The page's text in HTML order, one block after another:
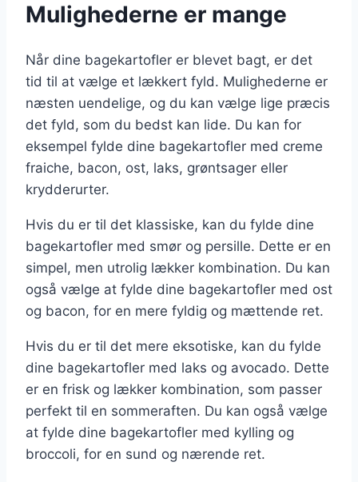
Mulighederne er mange
Når dine bagekartofler er blevet bagt, er det
tid til at vælge et lækkert fyld. Mulighederne er
næsten uendelige, og du kan vælge lige præcis
det fyld, som du bedst kan lide. Du kan for
eksempel fylde dine bagekartofler med creme
fraiche, bacon, ost, laks, grøntsager eller
krydderurter.
Hvis du er til det klassiske, kan du fylde dine
bagekartofler med smør og persille. Dette er en
simpel, men utrolig lækker kombination. Du kan
også vælge at fylde dine bagekartofler med ost
og bacon, for en mere fyldig og mættende ret.
Hvis du er til det mere eksotiske, kan du fylde
dine bagekartofler med laks og avocado. Dette
er en frisk og lækker kombination, som passer
perfekt til en sommeraften. Du kan også vælge
at fylde dine bagekartofler med kylling og
broccoli, for en sund og nærende ret.